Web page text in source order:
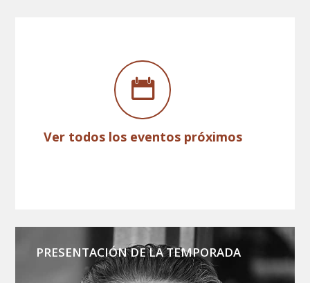
Ver todos los eventos próximos
PRESENTACIÓN DE LA TEMPORADA